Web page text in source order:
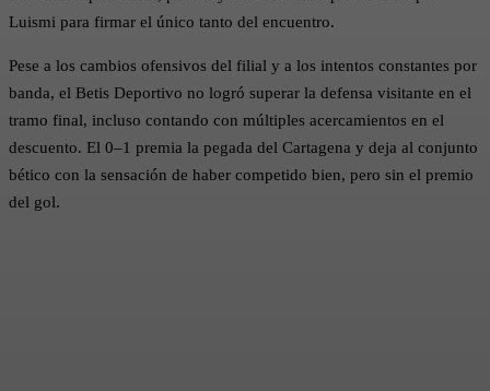
Luismi para firmar el único tanto del encuentro.
Pese a los cambios ofensivos del filial y a los intentos constantes por
banda, el Betis Deportivo no logró superar la defensa visitante en el
tramo final, incluso contando con múltiples acercamientos en el
descuento. El 0–1 premia la pegada del Cartagena y deja al conjunto
bético con la sensación de haber competido bien, pero sin el premio
del gol.